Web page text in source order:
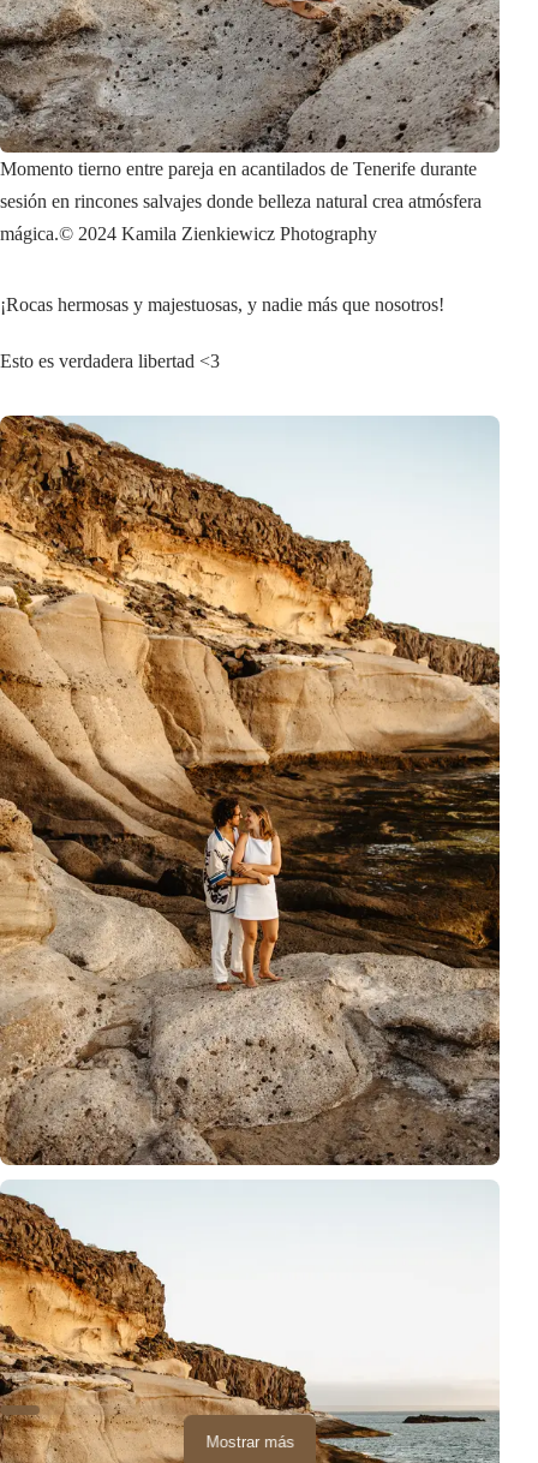
Momento tierno entre pareja en acantilados de Tenerife durante
sesión en rincones salvajes donde belleza natural crea atmósfera
mágica.© 2024 Kamila Zienkiewicz Photography
¡Rocas hermosas y majestuosas, y nadie más que nosotros!
Esto es verdadera libertad <3
Fotografía familiar naturaleza Tenerife en rincones salvajes donde
Mostrar más